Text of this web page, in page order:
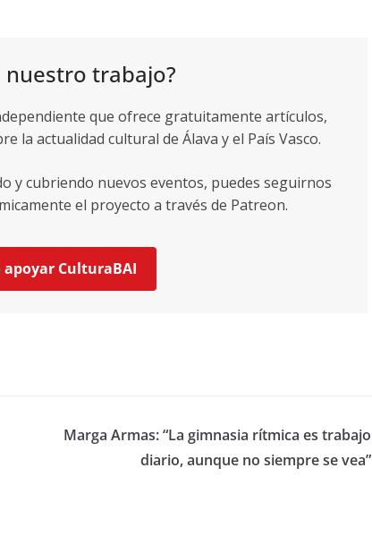
nuestro trabajo?
que ofrece gratuitamente artículos,
la actualidad cultural de Álava y el País Vasco.
y cubriendo nuevos eventos, puedes seguirnos
el proyecto a través de Patreon.
apoyar CulturaBAI
Marga Armas: “La gimnasia rítmica es trabajo
diario, aunque no siempre se vea”